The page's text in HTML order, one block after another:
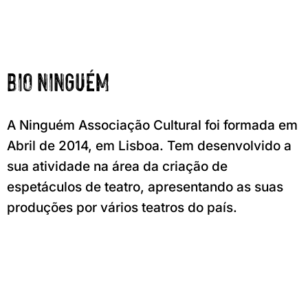
BIO NINGUÉM
A Ninguém Associação Cultural foi formada em
Abril de 2014, em Lisboa. Tem desenvolvido a
sua atividade na área da criação de
espetáculos de teatro, apresentando as suas
produções por vários teatros do país.